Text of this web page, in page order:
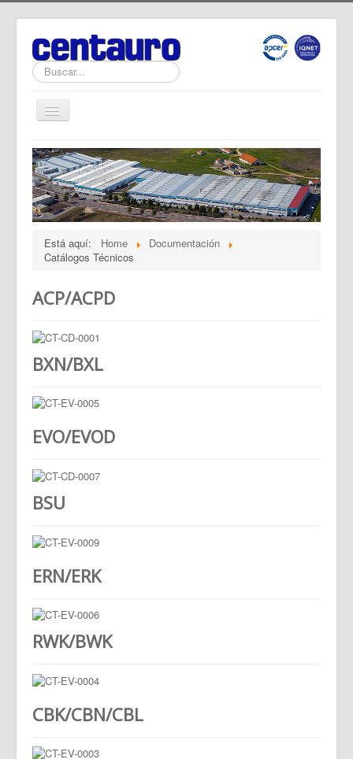
Buscar...
Cambiar
navegación
Home
Noticias
Productos
Documentación
La Empresa
Contactos
RGPD
Está aquí: Home
Documentación
Catálogos Técnicos
ACP/ACPD
BXN/BXL
EVO/EVOD
BSU
ERN/ERK
RWK/BWK
CBK/CBN/CBL